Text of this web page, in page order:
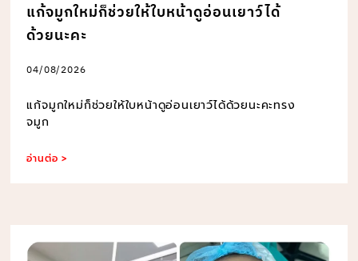
แก้จมูกใหม่ก็ช่วยให้ใบหน้าดูอ่อนเยาว์ได้
ด้วยนะคะ
04/08/2026
แก้จมูกใหม่ก็ช่วยให้ใบหน้าดูอ่อนเยาว์ได้ด้วยนะคะทรง
จมูก
อ่านต่อ >